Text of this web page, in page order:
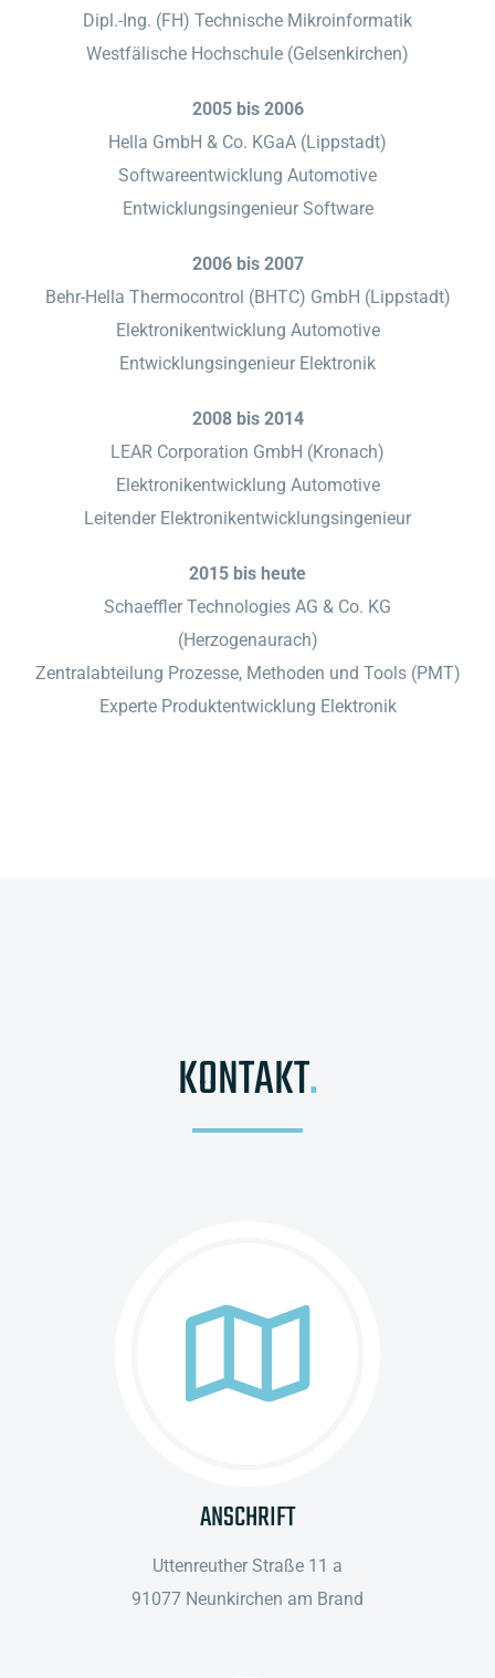
Dipl.-Ing. (FH) Technische Mikroinformatik
Westfälische Hochschule (Gelsenkirchen)
2005 bis 2006
Hella GmbH & Co. KGaA (Lippstadt)
Softwareentwicklung Automotive
Entwicklungsingenieur Software
2006 bis 2007
Behr-Hella Thermocontrol (BHTC) GmbH (Lippstadt)
Elektronikentwicklung Automotive
Entwicklungsingenieur Elektronik
2008 bis 2014
LEAR Corporation GmbH (Kronach)
Elektronikentwicklung Automotive
Leitender Elektronikentwicklungsingenieur
2015 bis heute
Schaeffler Technologies AG & Co. KG
(Herzogenaurach)
Zentralabteilung Prozesse, Methoden und Tools (PMT)
Experte Produktentwicklung Elektronik
KONTAKT.
ANSCHRIFT
Uttenreuther Straße 11 a
91077 Neunkirchen am Brand